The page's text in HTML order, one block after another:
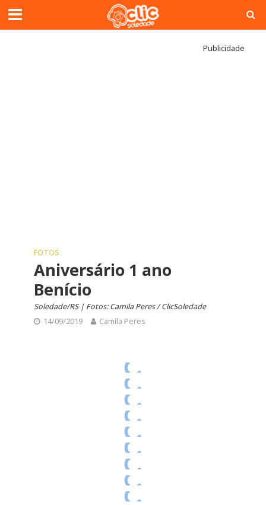
Publicidade
FOTOS
Aniversário 1 ano
Benício
Soledade/RS | Fotos: Camila Peres / ClicSoledade
14/09/2019
Camila Peres